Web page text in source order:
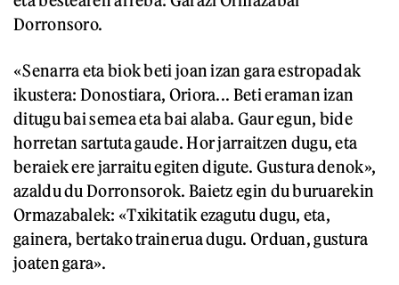
Dorronsoro.
«Senarra eta biok beti joan izan gara estropadak
ikustera: Donostiara, Oriora... Beti eraman izan
ditugu bai semea eta bai alaba. Gaur egun, bide
horretan sartuta gaude. Hor jarraitzen dugu, eta
beraiek ere jarraitu egiten digute. Gustura denok»,
azaldu du Dorronsorok. Baietz egin du buruarekin
Ormazabalek: «Txikitatik ezagutu dugu, eta,
gainera, bertako trainerua dugu. Orduan, gustura
joaten gara».